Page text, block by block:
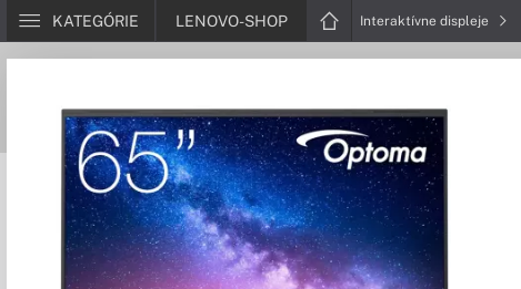
KATEGÓRIE LENOVO-SHOP Interaktívne displeje